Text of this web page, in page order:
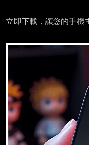
立即下載，讓您的手機